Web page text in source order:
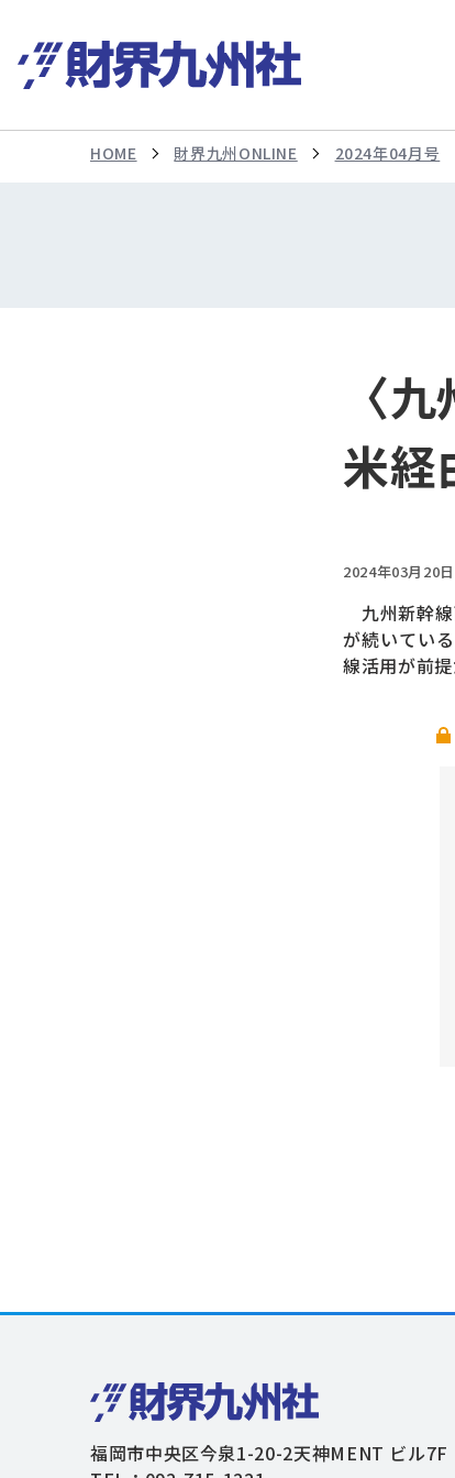
HOME 財界九州ONLINE 2024年04月号
〈
米経
2024年03月20日
九州新幹線
が続いてい
線活用が前
福岡市中央区今泉1-20-2天神MENT ビル7F